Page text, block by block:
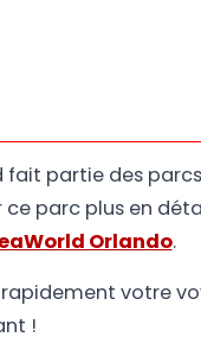
fait partie des
ce parc plus en
Orlando.
votre
!